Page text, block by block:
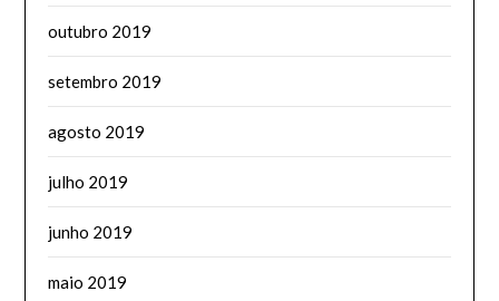
outubro 2019
setembro 2019
agosto 2019
julho 2019
junho 2019
maio 2019